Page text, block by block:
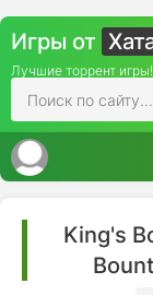
Игры от
Лучшие торрент игры!
King's